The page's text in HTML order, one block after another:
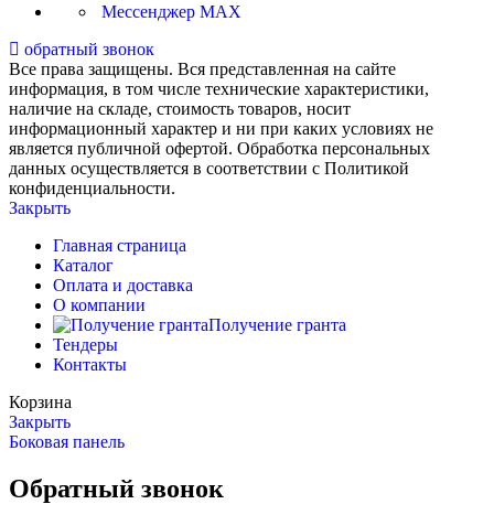
Мессенджер MAX
обратный звонок
Все права защищены. Вся представленная на сайте
информация, в том числе технические характеристики,
наличие на складе, стоимость товаров, носит
информационный характер и ни при каких условиях не
является публичной офертой. Обработка персональных
данных осуществляется в соответствии с Политикой
конфиденциальности.
Закрыть
Главная страница
Каталог
Оплата и доставка
О компании
Получение гранта
Тендеры
Контакты
Корзина
Закрыть
Боковая панель
Обратный звонок